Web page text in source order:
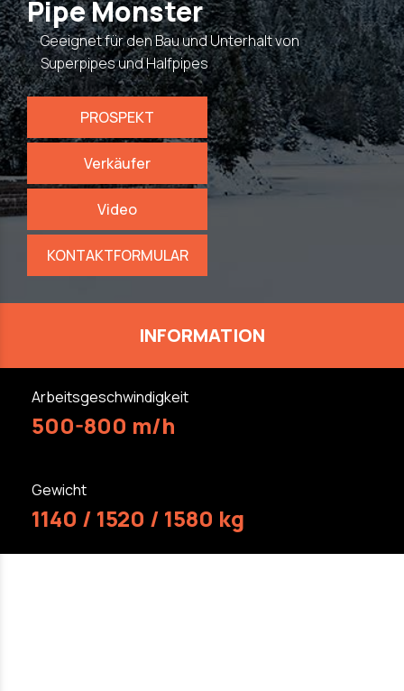
Pipe Monster
Geeignet für den Bau und Unterhalt von
Superpipes und Halfpipes
PROSPEKT
Verkäufer
Video
KONTAKTFORMULAR
INFORMATION
Arbeitsgeschwindigkeit
500-800 m/h
Gewicht
1140 / 1520 / 1580 kg